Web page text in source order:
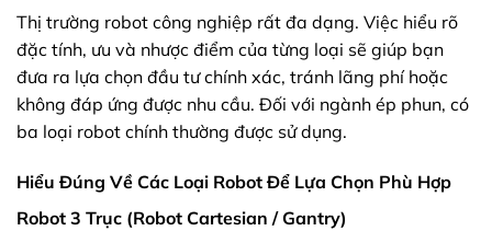
Thị trường robot công nghiệp rất đa dạng. Việc hiểu rõ
đặc tính, ưu và nhược điểm của từng loại sẽ giúp bạn
đưa ra lựa chọn đầu tư chính xác, tránh lãng phí hoặc
không đáp ứng được nhu cầu. Đối với ngành ép phun, có
ba loại robot chính thường được sử dụng.
Hiểu Đúng Về Các Loại Robot Để Lựa Chọn Phù Hợp
Robot 3 Trục (Robot Cartesian / Gantry)